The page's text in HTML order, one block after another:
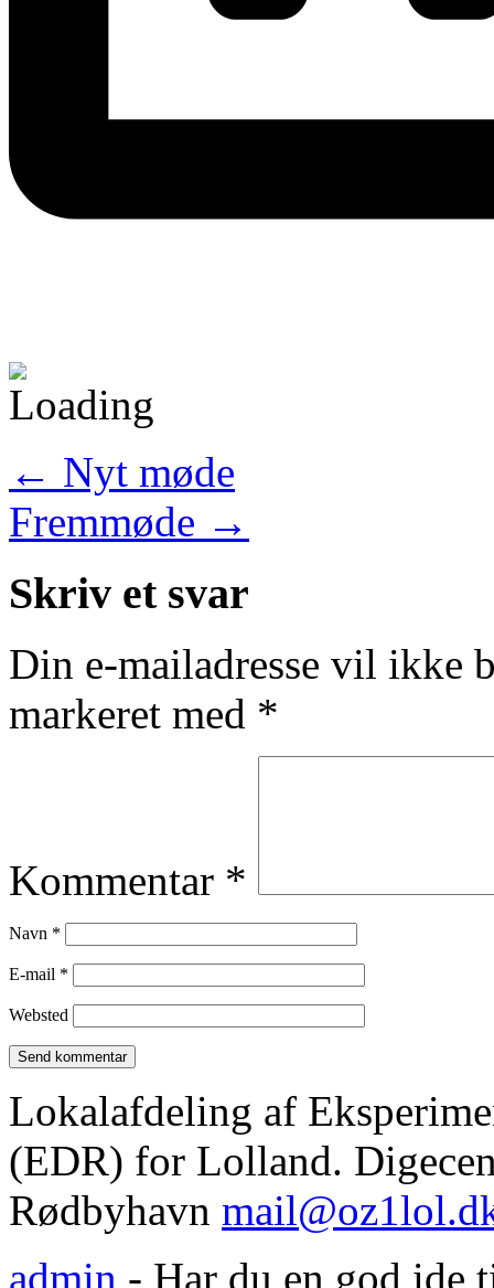
← Nyt møde
Fremmøde →
Skriv et svar
Din e-mailadresse vil ikke
markeret med *
Kommentar *
Navn *
E-mail *
Websted
Lokalafdeling af
(EDR) for Lolland.
Rødbyhavn
admin - Har du en god ide